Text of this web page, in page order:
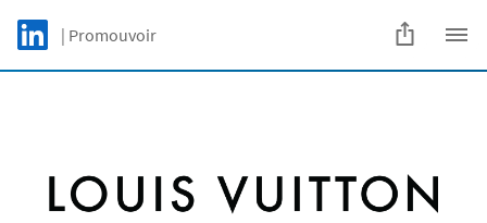
Skip to main content
LinkedIn Logo
| Promouvoir